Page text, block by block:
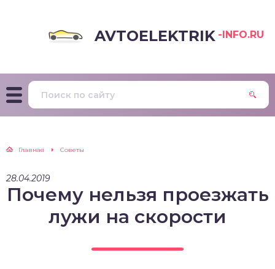
AVTOELEKTRIK -INFO.RU
Главная Советы
28.04.2019
Почему нельзя проезжать
лужи на скорости